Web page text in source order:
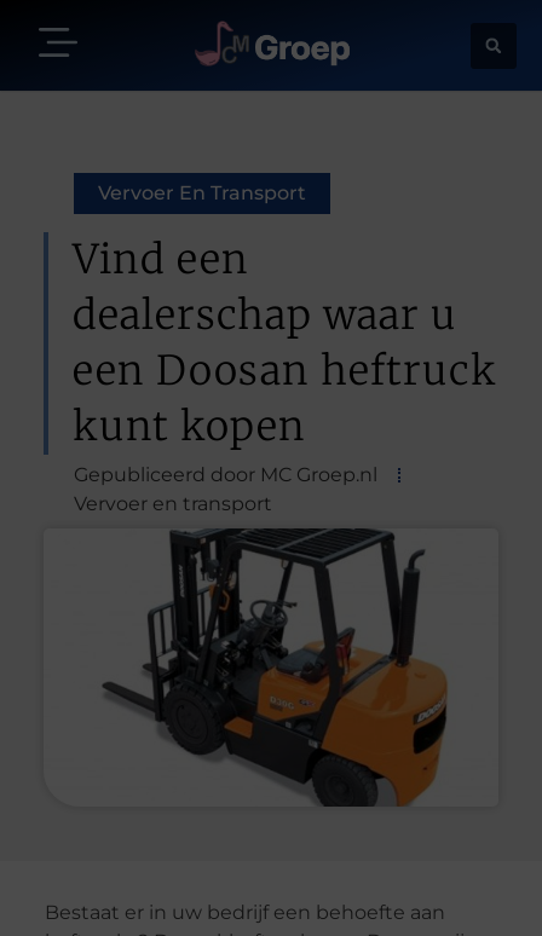
Vervoer En Transport
Vind een
dealerschap waar u
een Doosan heftruck
kunt kopen
Gepubliceerd door MC Groep.nl
Vervoer en transport
Bestaat er in uw bedrijf een behoefte aan